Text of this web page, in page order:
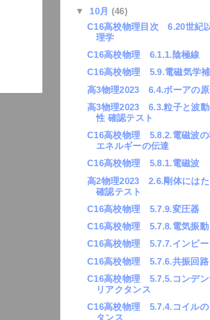
▼ 10月 (46)
C16高校物理目次 6.20世紀
理学
C16高校物理 6.1.1.陰極線
C16高校物理 5.9.電磁気学
高3物理2023 6.4.ボーアの原
高3物理2023 6.3.粒子と波
性 確認テスト
C16高校物理 5.8.2.電磁波の
エネルギーの伝達
C16高校物理 5.8.1.電磁波
高2物理2023 2.6.剛体にはた
確認テスト
C16高校物理 5.7.9.変圧器
C16高校物理 5.7.8.電気振動
C16高校物理 5.7.7.インピー
C16高校物理 5.7.6.共振回路
C16高校物理 5.7.5.コンデン
リアクタンス
C16高校物理 5.7.4.コイルの
タンス